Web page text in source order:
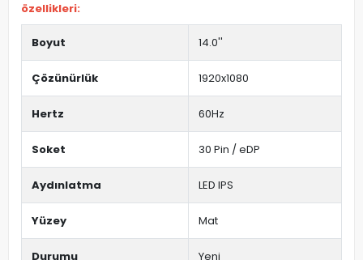
özellikleri:
Boyut 14.0''
Çözünürlük 1920x1080
Hertz 60Hz
Soket 30 Pin / eDP
Aydınlatma LED IPS
Yüzey Mat
Durumu Yeni